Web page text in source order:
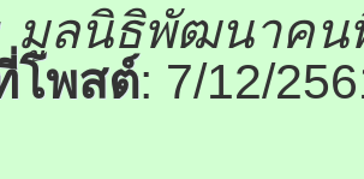
มูลนิธิพัฒนาคน
โพสต์: 7/12/